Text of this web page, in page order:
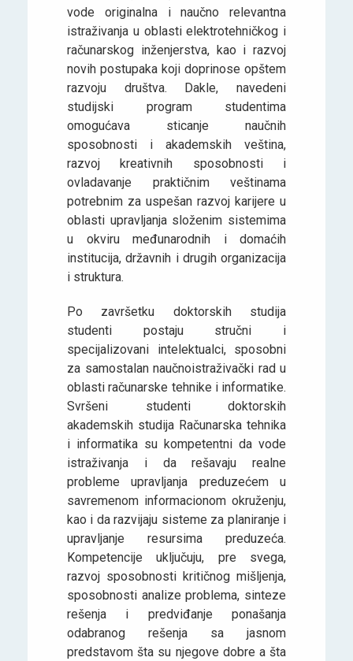
vode originalna i naučno relevantna
istraživanja u oblasti elektrotehničkog i
računarskog inženjerstva, kao i razvoj
novih postupaka koji doprinose opštem
razvoju društva. Dakle, navedeni
studijski program studentima
omogućava sticanje naučnih
sposobnosti i akademskih veština,
razvoj kreativnih sposobnosti i
ovladavanje praktičnim veštinama
potrebnim za uspešan razvoj karijere u
oblasti upravljanja složenim sistemima
u okviru međunarodnih i domaćih
institucija, državnih i drugih organizacija
i struktura.
Po završetku doktorskih studija
studenti postaju stručni i
specijalizovani intelektualci, sposobni
za samostalan naučnoistraživački rad u
oblasti računarske tehnike i informatike.
Svršeni studenti doktorskih
akademskih studija Računarska tehnika
i informatika su kompetentni da vode
istraživanja i da rešavaju realne
probleme upravljanja preduzećem u
savremenom informacionom okruženju,
kao i da razvijaju sisteme za planiranje i
upravljanje resursima preduzeća.
Kompetencije uključuju, pre svega,
razvoj sposobnosti kritičnog mišljenja,
sposobnosti analize problema, sinteze
rešenja i predviđanje ponašanja
odabranog rešenja sa jasnom
predstavom šta su njegove dobre a šta